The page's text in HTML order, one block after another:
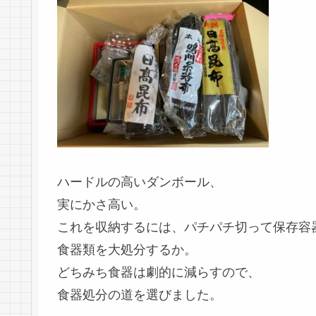
ハードルの高いダンボール、
実にかさ高い。
これを収納するには、パチパチ切って保存容
食器類を大処分するか。
どちみち食器は劇的に減らすので、
食器処分の道を選びました。